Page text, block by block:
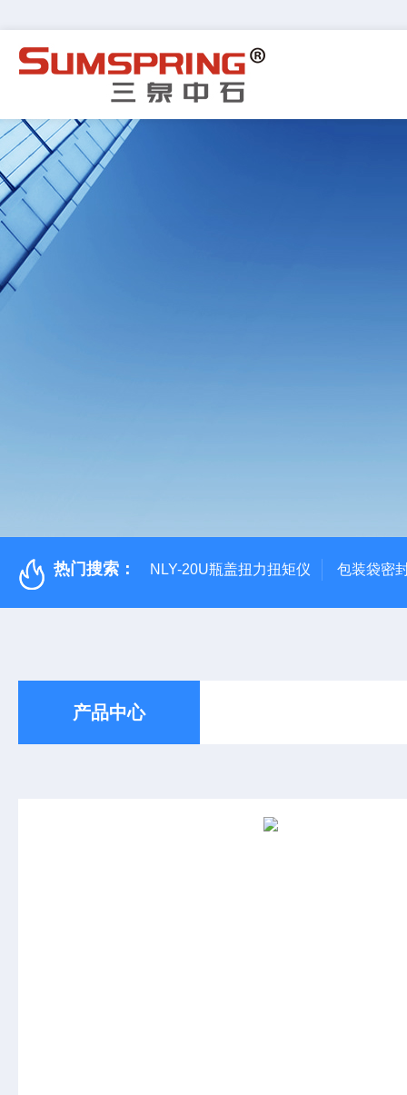
热门搜索： NLY-20U瓶盖扭力扭矩仪 包装袋密
产品中心